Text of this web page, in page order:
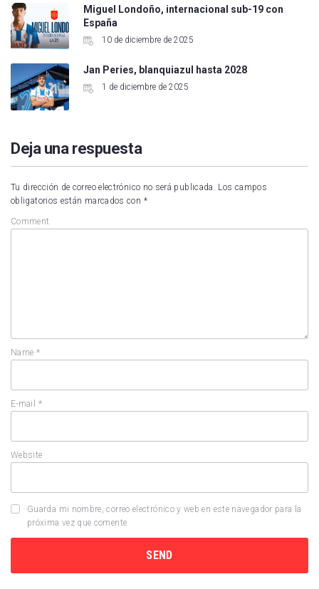
Miguel Londoño, internacional sub-19 con
España
10 de diciembre de 2025
Jan Peries, blanquiazul hasta 2028
1 de diciembre de 2025
Deja una respuesta
Tu dirección de correo electrónico no será publicada.
Los campos
obligatorios están marcados con *
Comment
Name *
E-mail *
Website
Guarda mi nombre, correo electrónico y web en este navegador para la
próxima vez que comente.